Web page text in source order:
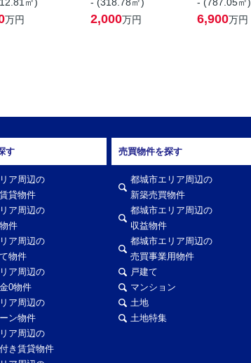
万円 2,000万円 6,900万円
す
ア周辺の
貸物件
ア周辺の
件
ア周辺の
物件
ア周辺の
0物件
ア周辺の
ン物件
ア周辺の
き賃貸物件
売買物件を探す
都城市エリア周辺の
新築売買物件
都城市エリア周辺の
収益物件
都城市エリア周辺の
売買事業用物件
戸建て
マンション
土地
土地特集